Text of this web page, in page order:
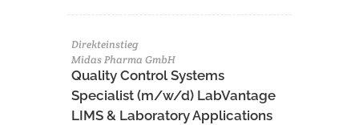
Direkteinstieg
Midas Pharma GmbH
Quality Control Systems
Specialist (m/w/d) LabVantage
LIMS & Laboratory Applications